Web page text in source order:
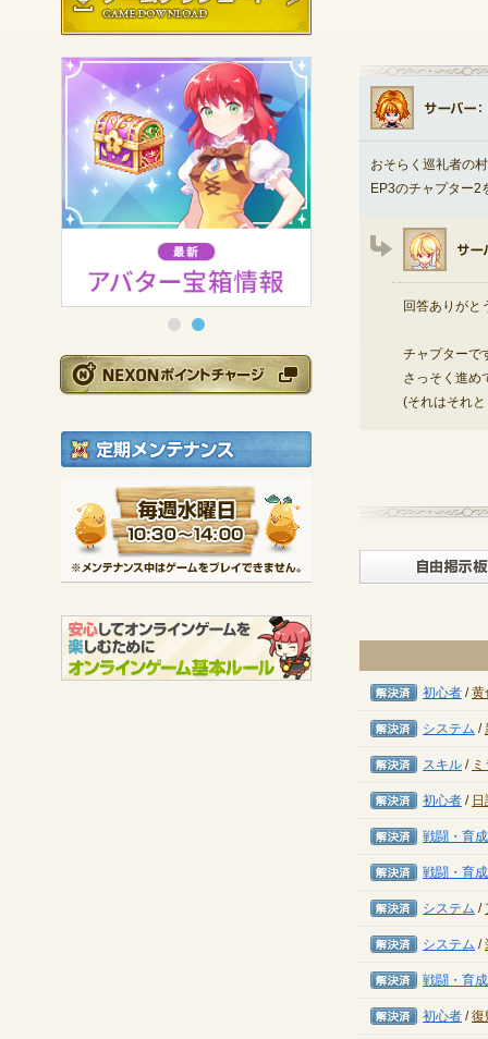
※メンテナンス中は
おそらく巡礼者の
EP3のチャプター2
回答ありがと
チャプターで
さっそく進め
(それはそれ
解決済み
初心者 /黄
解決済み
システム /
解決済み
スキル /
解決済み
初心者 /
解決済み
戦闘・育成
解決済み
戦闘・育成
解決済み
システム /
解決済み
システム /
解決済み
戦闘・育成
解決済み
初心者 /復